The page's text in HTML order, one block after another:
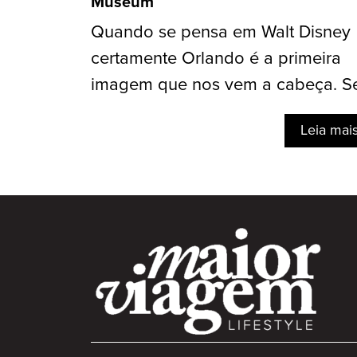
Quando se pensa em Walt Disney
certamente Orlando é a primeira
imagem que nos vem a cabeça.
Leia